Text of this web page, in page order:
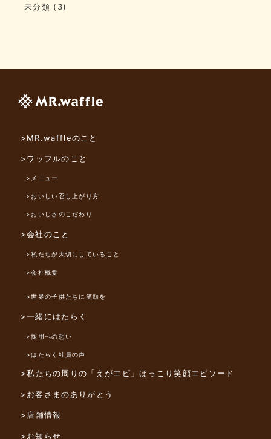
未分類 (3)
>MR.waffleのこと
>ワッフルのこと
>メニュー
>おいしい召し上がり方
>おいしさのこだわり
>会社のこと
>私たちが大切にしていること
>会社概要
>世界の子供たちに笑顔を
>一緒にはたらく
>採用への想い
>はたらく社員の声
>私たちの周りの「えがエピ」ほっこり笑顔エピソード
>お客さまのありがとう
>店舗情報
>お知らせ